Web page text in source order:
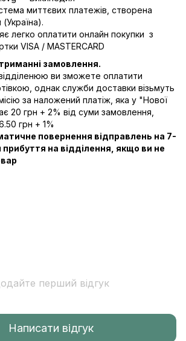
миттєвих платежів, створена
легко оплатити онлайн покупки з
VISA / MASTERCARD
замовлення.
ви зможете оплатити
однак служби доставки візьмуть
за наложений платіж, яка у "Нової
20 грн + 2% від суми замовлення,
грн + 1%
повернення відправлень на 7-
прибуття на відділення, якщо ви не
перший відгук
Написати відгук